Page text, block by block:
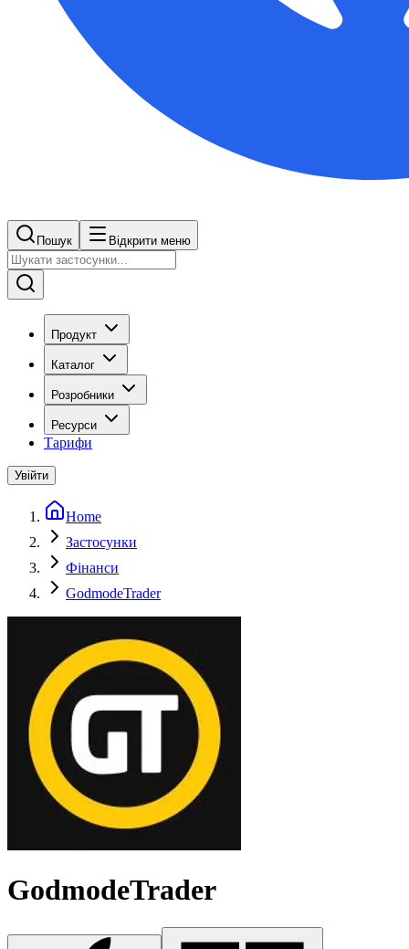
Пошук Відкрити меню
Продукт
Каталог
Розробники
Ресурси
Тарифи
Увійти
Home
Застосунки
Фінанси
GodmodeTrader
GodmodeTrader